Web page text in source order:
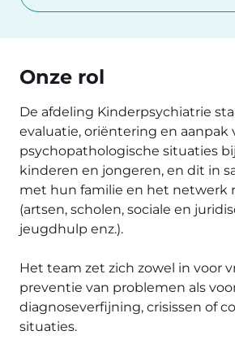
Onze rol
De afdeling Kinderpsychiatrie
evaluatie, oriëntering en aanpak
psychopathologische situaties
kinderen en jongeren, en dit in
met hun familie en het netwerk
(artsen, scholen, sociale en
jeugdhulp enz.).
Het team zet zich zowel in voor
preventie van problemen als
diagnoseverfijning, crisissen of
situaties.